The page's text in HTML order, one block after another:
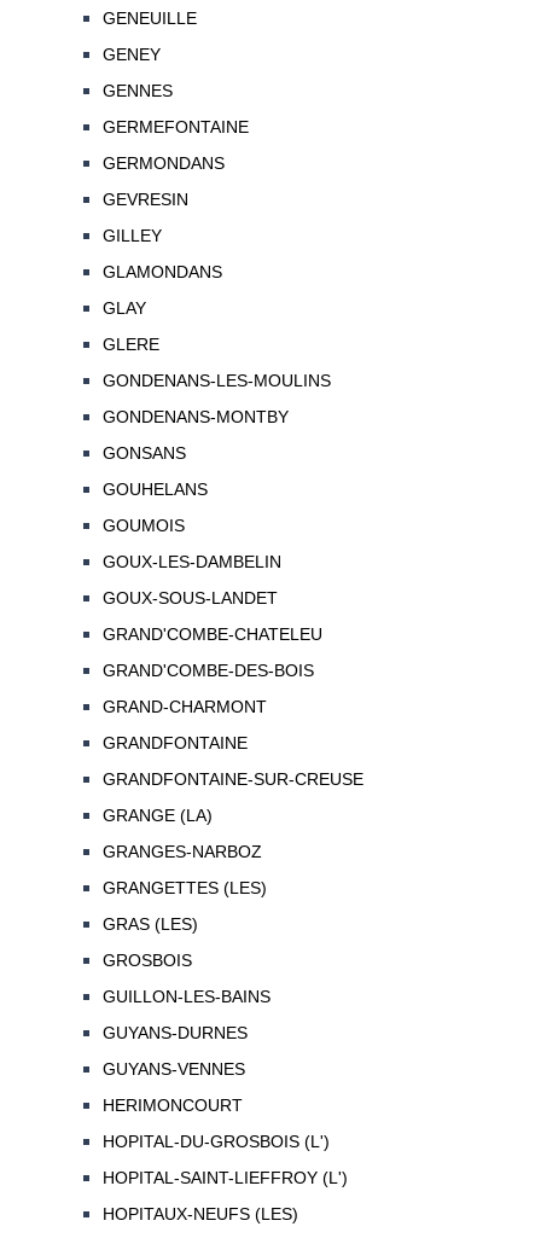
GENEUILLE
GENEY
GENNES
GERMEFONTAINE
GERMONDANS
GEVRESIN
GILLEY
GLAMONDANS
GLAY
GLERE
GONDENANS-LES-MOULINS
GONDENANS-MONTBY
GONSANS
GOUHELANS
GOUMOIS
GOUX-LES-DAMBELIN
GOUX-SOUS-LANDET
GRAND'COMBE-CHATELEU
GRAND'COMBE-DES-BOIS
GRAND-CHARMONT
GRANDFONTAINE
GRANDFONTAINE-SUR-CREUSE
GRANGE (LA)
GRANGES-NARBOZ
GRANGETTES (LES)
GRAS (LES)
GROSBOIS
GUILLON-LES-BAINS
GUYANS-DURNES
GUYANS-VENNES
HERIMONCOURT
HOPITAL-DU-GROSBOIS (L')
HOPITAL-SAINT-LIEFFROY (L')
HOPITAUX-NEUFS (LES)